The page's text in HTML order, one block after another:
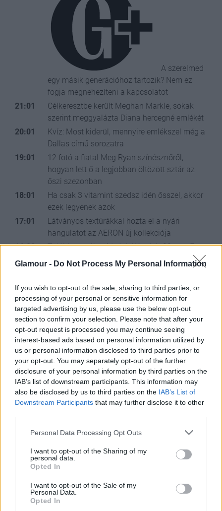
Glamour - Do Not Process My Personal Information
If you wish to opt-out of the sale, sharing to third parties, or
processing of your personal or sensitive information for
targeted advertising by us, please use the below opt-out
section to confirm your selection. Please note that after your
opt-out request is processed you may continue seeing
interest-based ads based on personal information utilized by
us or personal information disclosed to third parties prior to
your opt-out. You may separately opt-out of the further
disclosure of your personal information by third parties on the
IAB’s list of downstream participants. This information may
also be disclosed by us to third parties on the IAB’s List of
Downstream Participants that may further disclose it to other
Please note that this website/app uses one or more Google
not limited to your visit or usage behaviour. You may click to
grant or deny consent to Google and its third-party tags to
use your data for below specified purposes in below Google
consent section.
Personal Data Processing Opt Outs
I want to opt-out of the Sharing of my
personal data.
Opted In
I want to opt-out of the Sale of my
Personal Data.
Opted In
A szerelmed
egy másik generációhoz tartozik? Nem ez
fogja megnehezíteni a kapcsolatot
21:01
Célkeresztbe került Meghan Markle, sokak
szerint meggyalázta Diana hercegné emlékét
20:01
Kvíz: Most kiderül, mennyire emlékszel még a
Dallas című sorozatra
19:01
12 fotó a fiatal Meg Ryan színésznőről,
hogyan lett ő a legjobban öltözött sztár az
őszi szezonban
18:01
Ha csak 3 vitamint szedsz idén ősszel, akkor
ezek legyenek azok
17:01
Látványos textúrákkal hozta el a nyári
hangulatot az AERON új kollekciója
16:02
Találd meg álmaid táskáját akár 20 ezer Ft
alatt a GLAMOUR-napokon
karcsú: miniszoknyában mutatta meg hosszú
lábait
14:08
Margot Robbie egy szál melltartóban érkezett
a párizsi divathétre, minden tekintetet magára
vonzott
13:32
A Hattyúk
esküvői kollekciója olyan, mint egy modern
tündérmese
munkahelyeden ezzel az evolúciós
pszichológiai módszerrel